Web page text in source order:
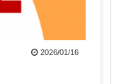
2026/01/16